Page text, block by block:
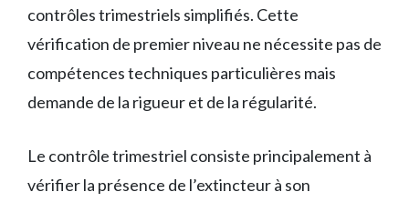
contrôles trimestriels simplifiés. Cette
vérification de premier niveau ne nécessite pas de
compétences techniques particulières mais
demande de la rigueur et de la régularité.
Le contrôle trimestriel consiste principalement à
vérifier la présence de l’extincteur à son